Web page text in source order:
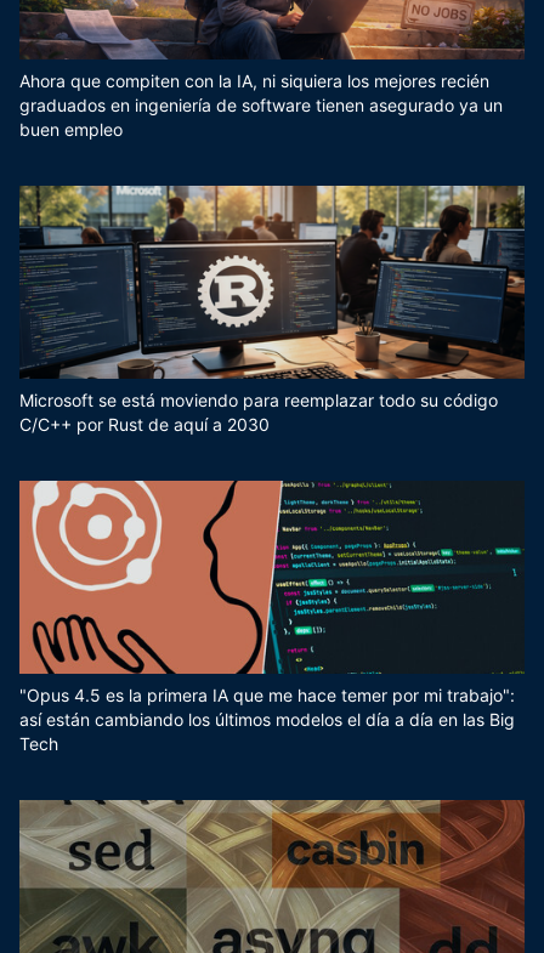
Ahora que compiten con la IA, ni siquiera los mejores recién
graduados en ingeniería de software tienen asegurado ya un
buen empleo
Microsoft se está moviendo para reemplazar todo su código
C/C++ por Rust de aquí a 2030
"Opus 4.5 es la primera IA que me hace temer por mi trabajo":
así están cambiando los últimos modelos el día a día en las Big
Tech